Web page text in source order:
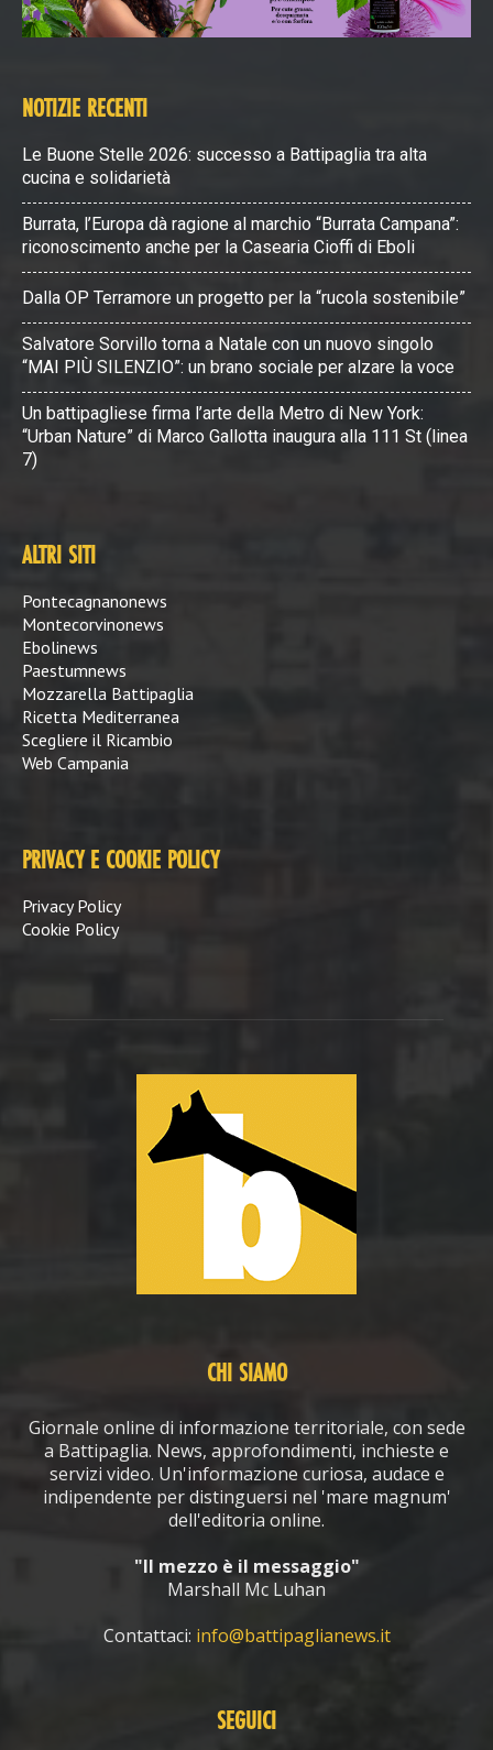
NOTIZIE RECENTI
Le Buone Stelle 2026: successo a Battipaglia tra alta
cucina e solidarietà
Burrata, l’Europa dà ragione al marchio “Burrata Campana”:
riconoscimento anche per la Casearia Cioffi di Eboli
Dalla OP Terramore un progetto per la “rucola sostenibile”
Salvatore Sorvillo torna a Natale con un nuovo singolo
“MAI PIÙ SILENZIO”: un brano sociale per alzare la voce
Un battipagliese firma l’arte della Metro di New York:
“Urban Nature” di Marco Gallotta inaugura alla 111 St (linea
7)
ALTRI SITI
Pontecagnanonews
Montecorvinonews
Ebolinews
Paestumnews
Mozzarella Battipaglia
Ricetta Mediterranea
Scegliere il Ricambio
Web Campania
PRIVACY E COOKIE POLICY
Privacy Policy
Cookie Policy
CHI SIAMO
Giornale online di informazione territoriale, con sede
a Battipaglia. News, approfondimenti, inchieste e
servizi video. Un'informazione curiosa, audace e
indipendente per distinguersi nel 'mare magnum'
dell'editoria online.
"Il mezzo è il messaggio"
Marshall Mc Luhan
Contattaci: info@battipaglianews.it
SEGUICI